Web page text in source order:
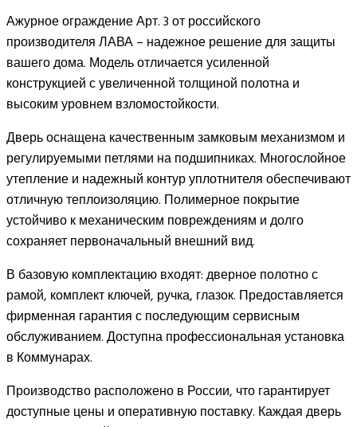
Ажурное ограждение Арт. 3 от российского
производителя ЛАВА – надежное решение для защиты
вашего дома. Модель отличается усиленной
конструкцией с увеличенной толщиной полотна и
высоким уровнем взломостойкости.
Дверь оснащена качественным замковым механизмом и
регулируемыми петлями на подшипниках. Многослойное
утепление и надежный контур уплотнителя обеспечивают
отличную теплоизоляцию. Полимерное покрытие
устойчиво к механическим повреждениям и долго
сохраняет первоначальный внешний вид.
В базовую комплектацию входят: дверное полотно с
рамой, комплект ключей, ручка, глазок. Предоставляется
фирменная гарантия с последующим сервисным
обслуживанием. Доступна профессиональная установка
в Коммунарах.
Производство расположено в России, что гарантирует
доступные цены и оперативную поставку. Каждая дверь